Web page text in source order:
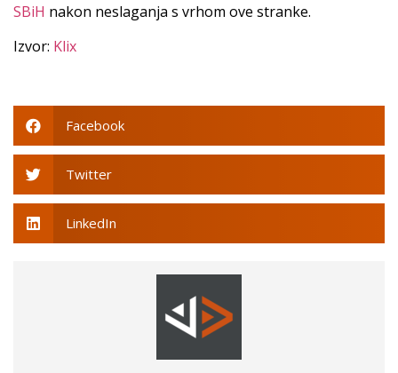
SBiH nakon neslaganja s vrhom ove stranke.
Izvor: Klix
Facebook
Twitter
LinkedIn